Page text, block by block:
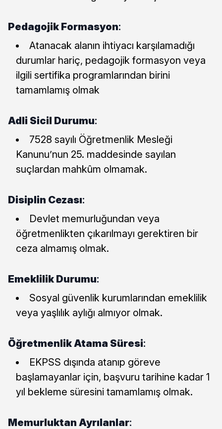
Pedagojik Formasyon:
Atanacak alanın ihtiyacı karşılamadığı
durumlar hariç, pedagojik formasyon veya
ilgili sertifika programlarından birini
tamamlamış olmak
Adli Sicil Durumu:
7528 sayılı Öğretmenlik Mesleği
Kanunu’nun 25. maddesinde sayılan
suçlardan mahkûm olmamak.
Disiplin Cezası:
Devlet memurluğundan veya
öğretmenlikten çıkarılmayı gerektiren bir
ceza almamış olmak.
Emeklilik Durumu:
Sosyal güvenlik kurumlarından emeklilik
veya yaşlılık aylığı almıyor olmak.
Öğretmenlik Atama Süresi:
EKPSS dışında atanıp göreve
başlamayanlar için, başvuru tarihine kadar 1
yıl bekleme süresini tamamlamış olmak.
Memurluktan Ayrılanlar: